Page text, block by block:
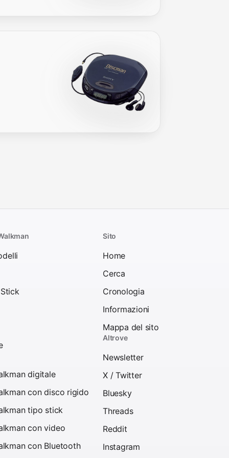
digitale
con disco rigido
tipo stick
con video
con Bluetooth
Sito
Home
Cerca
Cronologia
Informazioni
Mappa del sito
Altrove
Newsletter
X / Twitter
Bluesky
Threads
Reddit
Instagram